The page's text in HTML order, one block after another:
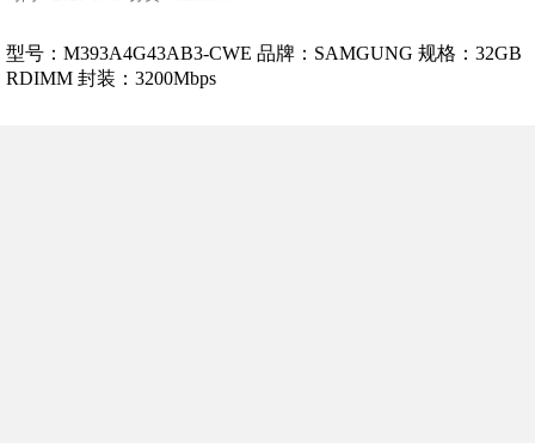
型号：M393A4G43AB3-CWE 品牌：SAMGUNG 规格：32GB
RDIMM 封装：3200Mbps